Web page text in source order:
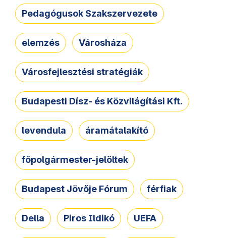
Pedagógusok Szakszervezete
elemzés Városháza
Városfejlesztési stratégiák
Budapesti Dísz- és Közvilágítási Kft.
levendula áramátalakító
főpolgármester-jelöltek
Budapest Jövője Fórum férfiak
Della Piros Ildikó UEFA